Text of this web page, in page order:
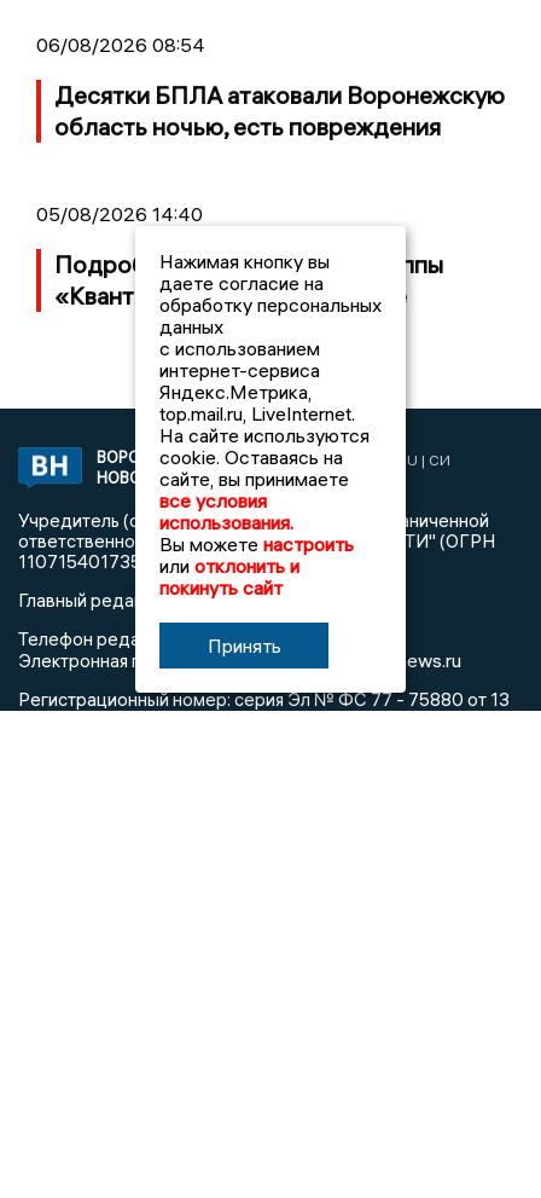
06/08/2026 08:54
Десятки БПЛА атаковали Воронежскую
область ночью, есть повреждения
05/08/2026 14:40
Подробности банкротства группы
«Квант» с заводом в Воронеже
ВОРОНЕЖСКИЕ
НОВОСТИ
2019 © VORONEZHNEWS.RU | СИ
«Воронежские новости»
Учредитель (соучредители): Общество с ограниченной
ответственностью "РЕГИОНАЛЬНЫЕ НОВОСТИ" (ОГРН
1107154017354)
Главный редактор: Пирогов А.А.
Телефон редакции: +7 (473) 262 77 92
Электронная почта редакции:info@voronezhnews.ru
Регистрационный номер: серия Эл № ФС 77 - 75880 от 13
Нажимая кнопку вы
даете согласие на
обработку персональных
данных
с использованием
интернет-сервиса
Яндекс.Метрика,
top.mail.ru, LiveInternet.
На сайте используются
cookie. Оставаясь на
сайте, вы принимаете
все условия
использования.
Вы можете настроить
или отклонить и
покинуть сайт
Принять